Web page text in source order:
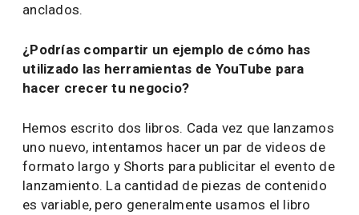
anclados.
¿Podrías compartir un ejemplo de cómo has
utilizado las herramientas de YouTube para
hacer crecer tu negocio?
Hemos escrito dos libros. Cada vez que lanzamos
uno nuevo, intentamos hacer un par de videos de
formato largo y Shorts para publicitar el evento de
lanzamiento. La cantidad de piezas de contenido
es variable, pero generalmente usamos el libro